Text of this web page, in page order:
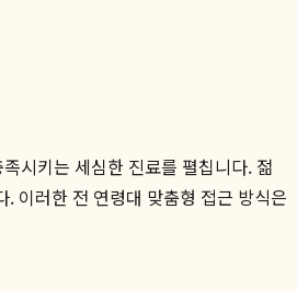
시키는 세심한 진료를 펼칩니다. 젊
이러한 전 연령대 맞춤형 접근 방식은